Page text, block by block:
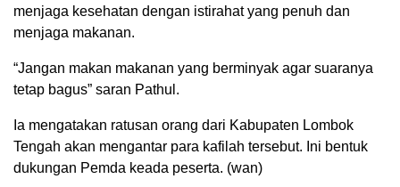
menjaga kesehatan dengan istirahat yang penuh dan
menjaga makanan.
“Jangan makan makanan yang berminyak agar suaranya
tetap bagus” saran Pathul.
Ia mengatakan ratusan orang dari Kabupaten Lombok
Tengah akan mengantar para kafilah tersebut. Ini bentuk
dukungan Pemda keada peserta. (wan)